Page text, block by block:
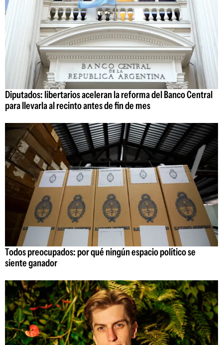
Diputados: libertarios aceleran la reforma del Banco Central
para llevarla al recinto antes de fin de mes
Todos preocupados: por qué ningún espacio político se
siente ganador